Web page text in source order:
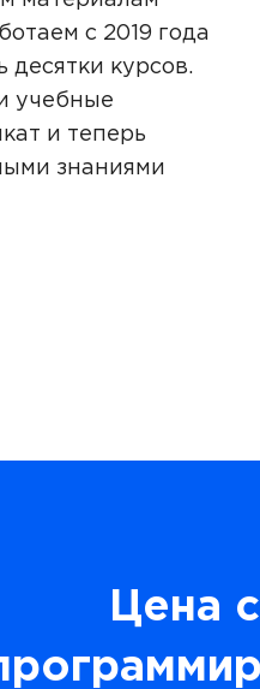
с 2019 года
десятки курсов.
учебные
и теперь
знаниями
Цена